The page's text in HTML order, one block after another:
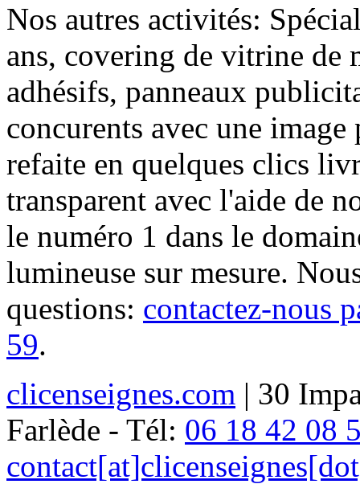
Nos autres activités:
ans, covering de vitrine de
adhésifs, panneaux
concurents avec une
refaite en quelques clics
transparent avec l'aide de
le numéro 1 dans le
lumineuse sur mesure.
questions: contactez-nous
59.
clicenseignes.com | 30
Farlède - Tél: 06 18 42 08